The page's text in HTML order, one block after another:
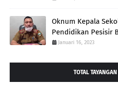
Oknum Kepala
Pendidikan Pesisir
Januari 16, 2023
TOTAL